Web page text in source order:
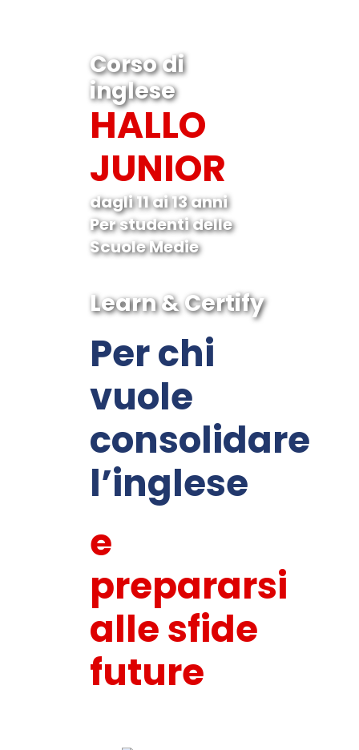
Corso di
inglese
HALLO
JUNIOR
dagli 11 ai 13 anni
Per studenti delle
Scuole Medie
Learn & Certify
Per chi
vuole
consolidare
l’inglese
e
prepararsi
alle sfide
future